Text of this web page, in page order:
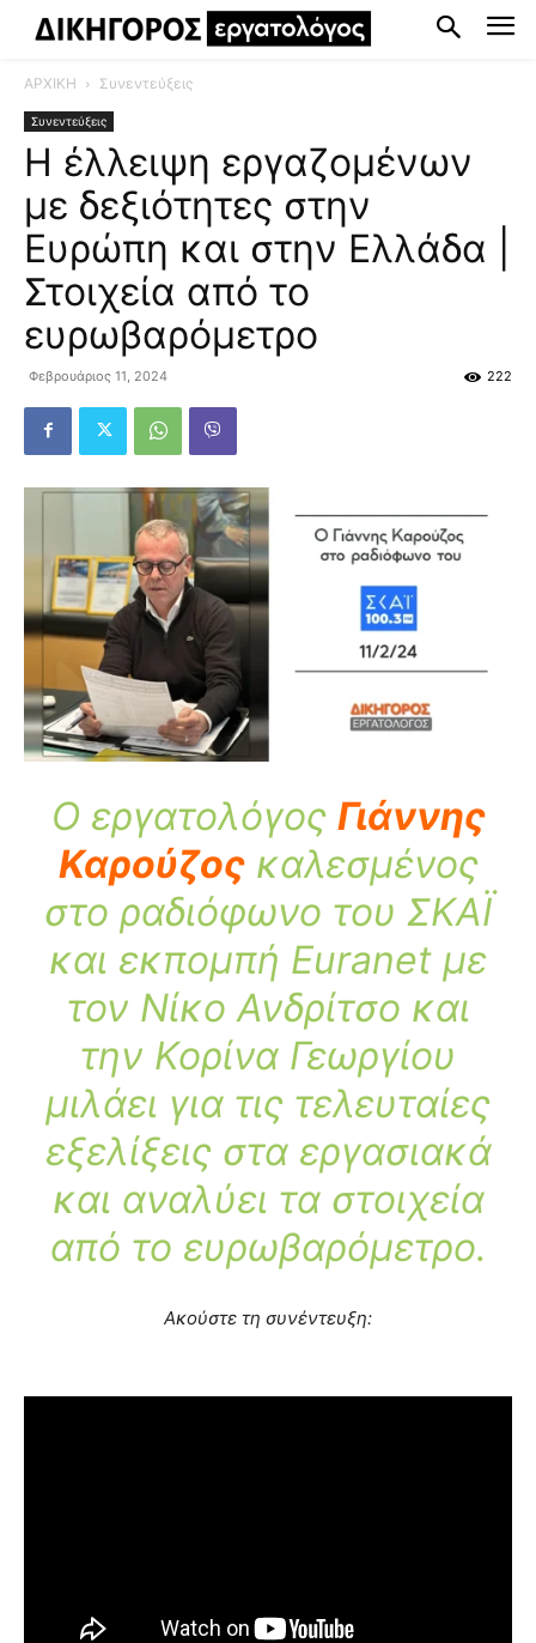
ΑΡΧΙΚΗ Συνεντεύξεις
Συνεντεύξεις
Η έλλειψη εργαζομένων
με δεξιότητες στην
Ευρώπη και στην Ελλάδα |
Στοιχεία από το
ευρωβαρόμετρο
Φεβρουάριος 11, 2024 222
Ο εργατολόγος Γιάννης
Καρούζοςκαλεσμένος
στο ραδιόφωνο του ΣΚΑΪ
και εκπομπή Euranet με
τον Νίκο Ανδρίτσο και
την Κορίνα Γεωργίου
μιλάει για τις τελευταίες
εξελίξεις στα εργασιακά
και αναλύει τα στοιχεία
από το ευρωβαρόμετρο.
Ακούστε τη συνέντευξη: